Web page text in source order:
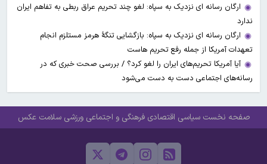
ارگان رسانه ای نزدیک به سپاه: لغو چند تحریم عراق ربطی به تفاهم ایران
ندارد
ارگان رسانه ای نزدیک به سپاه: بازگشایی تنگۀ هرمز مستلزم انجام
تعهدات آمریکا از جمله رفع تحریم هاست
آیا آمریکا تحریم‌های ایران را لغو کرد؟ / بررسی صحت خبری که در
رسانه‌های اجتماعی دست به دست می‌شود
صفحه نخست سیاسی اقتصادی فرهنگی و اجتماعی ورزشی سلامت عکس